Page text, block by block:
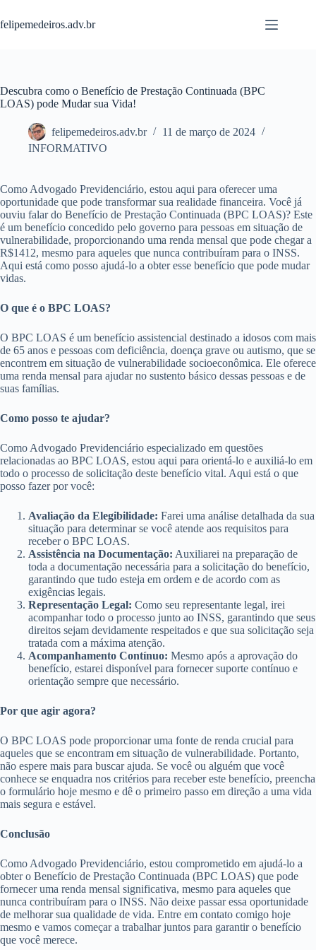
para
o
felipemedeiros.adv.br
Descubra como o Benefício de Prestação Continuada (BPC
LOAS) pode Mudar sua Vida!
felipemedeiros.adv.br
11 de março de 2024
INFORMATIVO
Como Advogado Previdenciário, estou aqui para oferecer uma
oportunidade que pode transformar sua realidade financeira. Você já
ouviu falar do Benefício de Prestação Continuada (BPC LOAS)? Este
é um benefício concedido pelo governo para pessoas em situação de
vulnerabilidade, proporcionando uma renda mensal que pode chegar a
R$1412, mesmo para aqueles que nunca contribuíram para o INSS.
Aqui está como posso ajudá-lo a obter esse benefício que pode mudar
vidas.
O que é o BPC LOAS?
O BPC LOAS é um benefício assistencial destinado a idosos com mais
de 65 anos e pessoas com deficiência, doença grave ou autismo, que se
encontrem em situação de vulnerabilidade socioeconômica. Ele oferece
uma renda mensal para ajudar no sustento básico dessas pessoas e de
suas famílias.
Como posso te ajudar?
Como Advogado Previdenciário especializado em questões
relacionadas ao BPC LOAS, estou aqui para orientá-lo e auxiliá-lo em
todo o processo de solicitação deste benefício vital. Aqui está o que
posso fazer por você:
Avaliação da Elegibilidade: Farei uma análise detalhada da sua
situação para determinar se você atende aos requisitos para
receber o BPC LOAS.
Assistência na Documentação: Auxiliarei na preparação de
toda a documentação necessária para a solicitação do benefício,
garantindo que tudo esteja em ordem e de acordo com as
exigências legais.
Representação Legal: Como seu representante legal, irei
acompanhar todo o processo junto ao INSS, garantindo que seus
direitos sejam devidamente respeitados e que sua solicitação seja
tratada com a máxima atenção.
Acompanhamento Contínuo: Mesmo após a aprovação do
benefício, estarei disponível para fornecer suporte contínuo e
orientação sempre que necessário.
Por que agir agora?
O BPC LOAS pode proporcionar uma fonte de renda crucial para
aqueles que se encontram em situação de vulnerabilidade. Portanto,
não espere mais para buscar ajuda. Se você ou alguém que você
conhece se enquadra nos critérios para receber este benefício, preencha
o formulário hoje mesmo e dê o primeiro passo em direção a uma vida
mais segura e estável.
Conclusão
Como Advogado Previdenciário, estou comprometido em ajudá-lo a
obter o Benefício de Prestação Continuada (BPC LOAS) que pode
fornecer uma renda mensal significativa, mesmo para aqueles que
nunca contribuíram para o INSS. Não deixe passar essa oportunidade
de melhorar sua qualidade de vida. Entre em contato comigo hoje
mesmo e vamos começar a trabalhar juntos para garantir o benefício
que você merece.